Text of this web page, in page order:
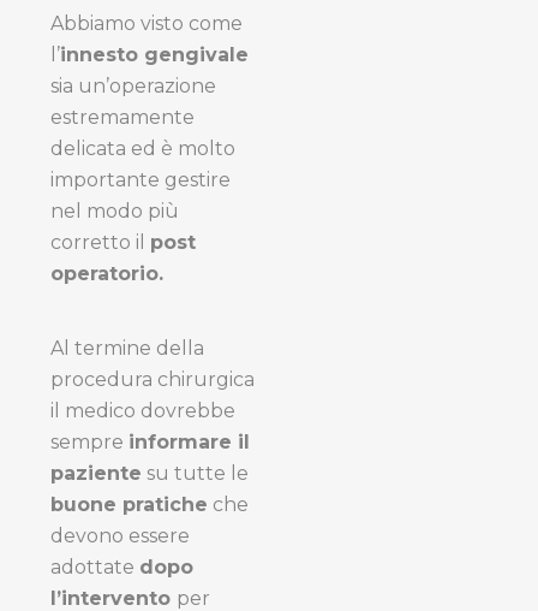
Abbiamo visto come
l’innesto gengivale
sia un’operazione
estremamente
delicata ed è molto
importante gestire
nel modo più
corretto il post
operatorio.
Al termine della
procedura chirurgica
il medico dovrebbe
sempre informare il
paziente su tutte le
buone pratiche che
devono essere
adottate dopo
l’intervento per